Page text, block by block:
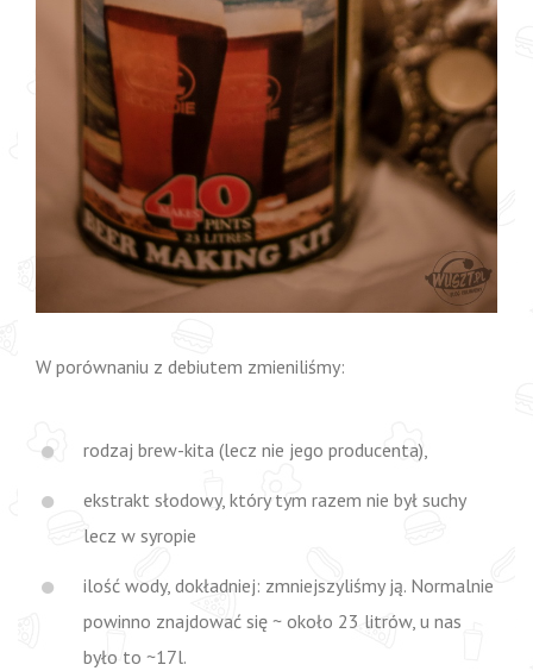
W porównaniu z debiutem zmieniliśmy:
rodzaj brew-kita (lecz nie jego producenta),
ekstrakt słodowy, który tym razem nie był suchy
lecz w syropie
ilość wody, dokładniej: zmniejszyliśmy ją. Normalnie
powinno znajdować się ~ około 23 litrów, u nas
było to ~17l.